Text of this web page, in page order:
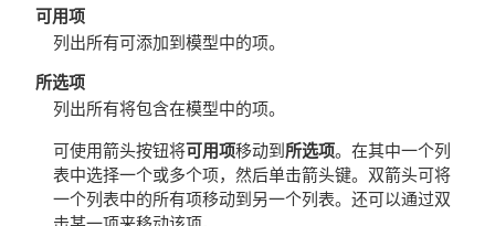
可用项
列出所有可添加到模型中的项。
所选项
列出所有将包含在模型中的项。
可使用箭头按钮将可用项移动到所选项。在其中一个列
表中选择一个或多个项，然后单击箭头键。双箭头可将
一个列表中的所有项移动到另一个列表。还可以通过双